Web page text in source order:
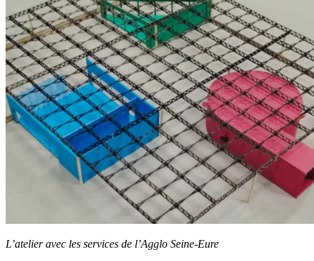
L’atelier avec les services de l’Agglo Seine-Eure